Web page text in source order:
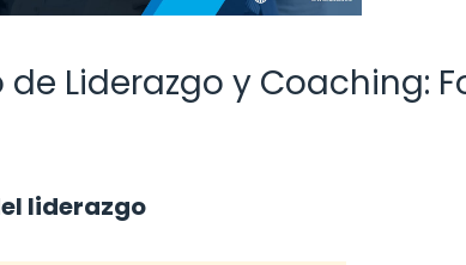
Liderazgo y Coaching:
liderazgo